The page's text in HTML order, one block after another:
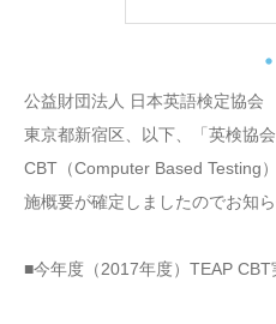
公益財団法人 日本英語検定協会
東京都新宿区、以下、「英検協
CBT（Computer Based Testing
施概要が確定しましたのでお知ら
■今年度（2017年度）TEAP CBT